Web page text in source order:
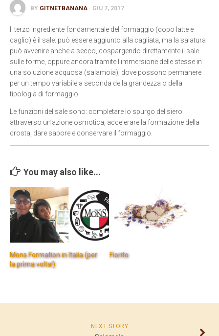
BY GITNETBANANA · GIU 7, 2017
Il terzo ingrediente fondamentale del formaggio (dopo latte e
caglio) è il sale: può essere aggiunto alla cagliata, ma la salatura
può avvenire anche a secco, cospargendo direttamente il sale
sulle forme, oppure ancora tramite l’immersione delle stesse in
una soluzione acquosa (salamoia), dove possono permanere
per un tempo variabile a seconda della grandezza o della
tipologia di formaggio.
Le funzioni del sale sono: completare lo spurgo del siero
attraverso un’azione osmotica, accelerare la formazione della
crosta, dare sapore e conservare il formaggio.
You may also like...
Mons Formation in Italia (per
la prima volta!)
Fiorito
NEXT STORY